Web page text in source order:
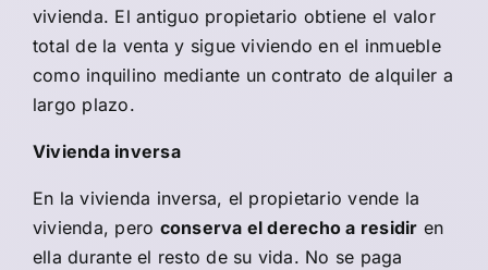
vivienda. El antiguo propietario obtiene el valor
total de la venta y sigue viviendo en el inmueble
como inquilino mediante un contrato de alquiler a
largo plazo.
Vivienda inversa
En la vivienda inversa, el propietario vende la
vivienda, pero conserva el derecho a residir en
ella durante el resto de su vida. No se paga